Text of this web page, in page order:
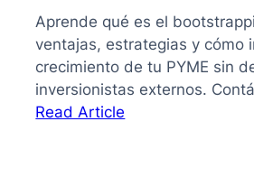
Aprende qué es el
ventajas, estrategias y cómo
crecimiento de tu PYME sin
inversionistas externos.
Read Article